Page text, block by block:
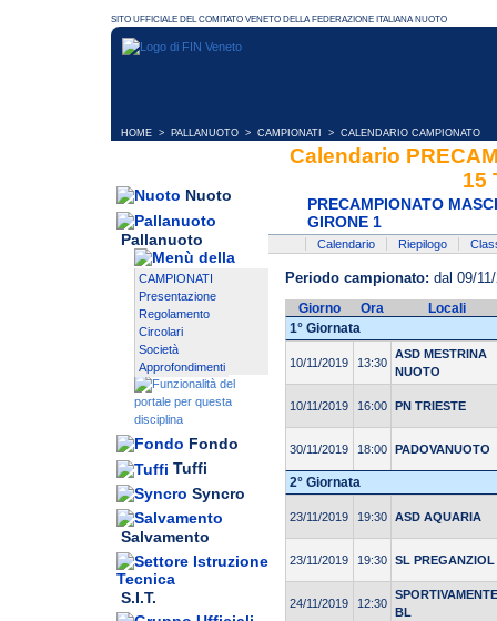
HOME > PALLANUOTO > CAMPIONATI > CALENDARIO CAMPIONATO
Nuoto
Pallanuoto
CAMPIONATI
Presentazione
Regolamento
Circolari
Società
Approfondimenti
Fondo
Tuffi
Syncro
Salvamento
S.I.T.
Calendario
15
PRECAMPIONATO
GIRONE 1
Calendario Riepilogo
Periodo campionato: dal 09/
Giorno Ora
Locali
1° Giornata
10/11/2019 13:30
ASD MESTRINA
NUOTO
10/11/2019 16:00 PN TRIESTE
30/11/2019 18:00 PADOVANUOTO
2° Giornata
23/11/2019 19:30 ASD AQUARIA
23/11/2019 19:30 SL PREGANZIOL
24/11/2019 12:30
SPORTIVAMENTE
BL